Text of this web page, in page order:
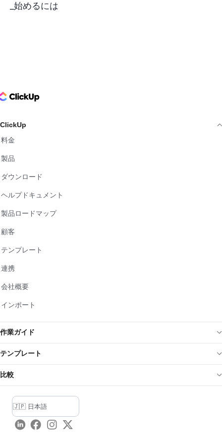
_始めるには
Logo
ClickUp
料金
製品
ダウンロード
ヘルプドキュメント
製品ロードマップ
顧客
テンプレート
連携
会社概要
インポート
作業ガイド
テンプレート
比較
LinkedInFacebook
Instagram
Twitter